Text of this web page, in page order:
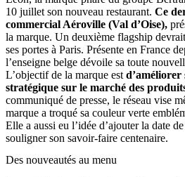
10 juillet son nouveau restaurant. Ce
commercial Aéroville (Val d’Oise),
la marque. Un deuxième flagship
ses portes à Paris. Présente en France
l’enseigne belge dévoile sa toute
L’objectif de la marque est d’améliorer
stratégique sur le marché des
communiqué de presse, le réseau vise
marque a troqué sa couleur verte
Elle a aussi eu l’idée d’ajouter la date
souligner son savoir-faire centenaire.
Des nouveautés au menu